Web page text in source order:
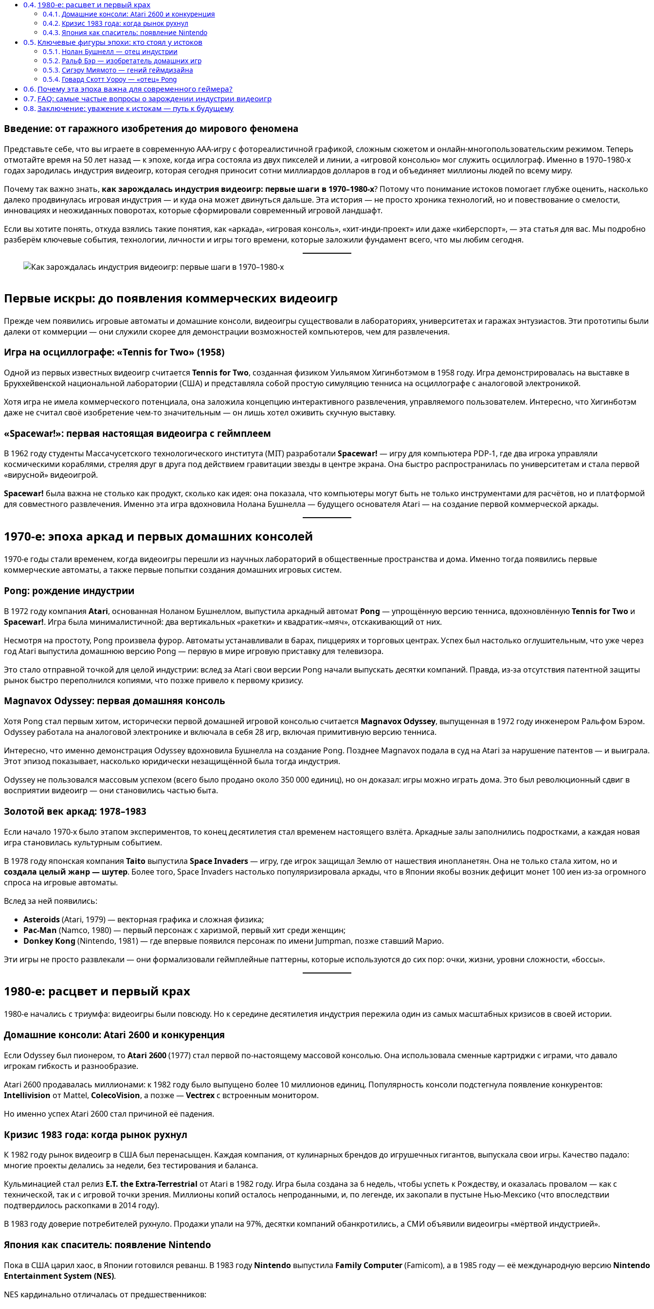
1980-е: расцвет и первый крах
Домашние консоли: Atari 2600 и конкуренция
Кризис 1983 года: когда рынок рухнул
Япония как спаситель: появление Nintendo
Ключевые фигуры эпохи: кто стоял у истоков
Нолан Бушнелл — отец индустрии
Ральф Бэр — изобретатель домашних игр
Сигэру Миямото — гений геймдизайна
Говард Скотт Уороу — «отец» Pong
Почему эта эпоха важна для современного геймера?
FAQ: самые частые вопросы о зарождении индустрии видеоигр
Заключение: уважение к истокам — путь к будущему
Введение: от гаражного изобретения до мирового феномена
Представьте себе, что вы играете в современную AAA-игру с фотореалистичной графикой, сложным сюжетом и онлайн-многопользовательским режимом. Теперь
отмотайте время на 50 лет назад — к эпохе, когда игра состояла из двух пикселей и линии, а «игровой консолью» мог служить осциллограф. Именно в 1970–1980-х
годах зародилась индустрия видеоигр, которая сегодня приносит сотни миллиардов долларов в год и объединяет миллионы людей по всему миру.
Почему так важно знать, как зарождалась индустрия видеоигр: первые шаги в 1970–1980-х? Потому что понимание истоков помогает глубже оценить, насколько
далеко продвинулась игровая индустрия — и куда она может двинуться дальше. Эта история — не просто хроника технологий, но и повествование о смелости,
инновациях и неожиданных поворотах, которые сформировали современный игровой ландшафт.
Если вы хотите понять, откуда взялись такие понятия, как «аркада», «игровая консоль», «хит-инди-проект» или даже «киберспорт», — эта статья для вас. Мы подробно
разберём ключевые события, технологии, личности и игры того времени, которые заложили фундамент всего, что мы любим сегодня.
Первые искры: до появления коммерческих видеоигр
Прежде чем появились игровые автоматы и домашние консоли, видеоигры существовали в лабораториях, университетах и гаражах энтузиастов. Эти прототипы были
далеки от коммерции — они служили скорее для демонстрации возможностей компьютеров, чем для развлечения.
Игра на осциллографе: «Tennis for Two» (1958)
Одной из первых известных видеоигр считается Tennis for Two, созданная физиком Уильямом Хигинботэмом в 1958 году. Игра демонстрировалась на выставке в
Брукхейвенской национальной лаборатории (США) и представляла собой простую симуляцию тенниса на осциллографе с аналоговой электроникой.
Хотя игра не имела коммерческого потенциала, она заложила концепцию интерактивного развлечения, управляемого пользователем. Интересно, что Хигинботэм
даже не считал своё изобретение чем-то значительным — он лишь хотел оживить скучную выставку.
«Spacewar!»: первая настоящая видеоигра с геймплеем
В 1962 году студенты Массачусетского технологического института (MIT) разработали Spacewar! — игру для компьютера PDP-1, где два игрока управляли
космическими кораблями, стреляя друг в друга под действием гравитации звезды в центре экрана. Она быстро распространилась по университетам и стала первой
«вирусной» видеоигрой.
Spacewar! была важна не столько как продукт, сколько как идея: она показала, что компьютеры могут быть не только инструментами для расчётов, но и платформой
для совместного развлечения. Именно эта игра вдохновила Нолана Бушнелла — будущего основателя Atari — на создание первой коммерческой аркады.
1970-е: эпоха аркад и первых домашних консолей
1970-е годы стали временем, когда видеоигры перешли из научных лабораторий в общественные пространства и дома. Именно тогда появились первые
коммерческие автоматы, а также первые попытки создания домашних игровых систем.
Pong: рождение индустрии
В 1972 году компания Atari, основанная Ноланом Бушнеллом, выпустила аркадный автомат Pong — упрощённую версию тенниса, вдохновлённуюTennis for Two и
Spacewar!. Игра была минималистичной: два вертикальных «ракетки» и квадратик-«мяч», отскакивающий от них.
Несмотря на простоту, Pong произвела фурор. Автоматы устанавливали в барах, пиццериях и торговых центрах. Успех был настолько оглушительным, что уже через
год Atari выпустила домашнюю версию Pong — первую в мире игровую приставку для телевизора.
Это стало отправной точкой для целой индустрии: вслед за Atari свои версии Pong начали выпускать десятки компаний. Правда, из-за отсутствия патентной защиты
рынок быстро переполнился копиями, что позже привело к первому кризису.
Magnavox Odyssey: первая домашняя консоль
Хотя Pong стал первым хитом, исторически первой домашней игровой консолью считается Magnavox Odyssey, выпущенная в 1972 году инженером Ральфом Бэром.
Odyssey работала на аналоговой электронике и включала в себя 28 игр, включая примитивную версию тенниса.
Интересно, что именно демонстрация Odyssey вдохновила Бушнелла на создание Pong. Позднее Magnavox подала в суд на Atari за нарушение патентов — и выиграла.
Этот эпизод показывает, насколько юридически незащищённой была тогда индустрия.
Odyssey не пользовался массовым успехом (всего было продано около 350 000 единиц), но он доказал: игры можно играть дома. Это был революционный сдвиг в
восприятии видеоигр — они становились частью быта.
Золотой век аркад: 1978–1983
Если начало 1970-х было этапом экспериментов, то конец десятилетия стал временем настоящего взлёта. Аркадные залы заполнились подростками, а каждая новая
игра становилась культурным событием.
В 1978 году японская компания Taito выпустила Space Invaders— игру, где игрок защищал Землю от нашествия инопланетян. Она не только стала хитом, но и
создала целый жанр — шутер. Более того, Space Invaders настолько популяризировала аркады, что в Японии якобы возник дефицит монет 100 иен из-за огромного
спроса на игровые автоматы.
Вслед за ней появились:
Asteroids(Atari, 1979) — векторная графика и сложная физика;
Pac-Man (Namco, 1980) — первый персонаж с харизмой, первый хит среди женщин;
Donkey Kong (Nintendo, 1981) — где впервые появился персонаж по имени Jumpman, позже ставший Марио.
Эти игры не просто развлекали — они формализовали геймплейные паттерны, которые используются до сих пор: очки, жизни, уровни сложности, «боссы».
1980-е: расцвет и первый крах
1980-е начались с триумфа: видеоигры были повсюду. Но к середине десятилетия индустрия пережила один из самых масштабных кризисов в своей истории.
Домашние консоли: Atari 2600 и конкуренция
Если Odyssey был пионером, то Atari 2600(1977) стал первой по-настоящему массовой консолью. Она использовала сменные картриджи с играми, что давало
игрокам гибкость и разнообразие.
Atari 2600 продавалась миллионами: к 1982 году было выпущено более 10 миллионов единиц. Популярность консоли подстегнула появление конкурентов:
Intellivision от Mattel, ColecoVision, а позже —Vectrexс встроенным монитором.
Но именно успех Atari 2600 стал причиной её падения.
Кризис 1983 года: когда рынок рухнул
К 1982 году рынок видеоигр в США был перенасыщен. Каждая компания, от кулинарных брендов до игрушечных гигантов, выпускала свои игры. Качество падало:
многие проекты делались за недели, без тестирования и баланса.
Кульминацией стал релиз E.T. the Extra-Terrestrial от Atari в 1982 году. Игра была создана за 6 недель, чтобы успеть к Рождеству, и оказалась провалом — как с
технической, так и с игровой точки зрения. Миллионы копий осталось непроданными, и, по легенде, их закопали в пустыне Нью-Мексико (что впоследствии
подтвердилось раскопками в 2014 году).
В 1983 году доверие потребителей рухнуло. Продажи упали на 97%, десятки компаний обанкротились, а СМИ объявили видеоигры «мёртвой индустрией».
Япония как спаситель: появление Nintendo
Пока в США царил хаос, в Японии готовился реванш. В 1983 году Nintendo выпустила Family Computer(Famicom), а в 1985 году — её международную версию Nintendo
Entertainment System (NES).
NES кардинально отличалась от предшественников: